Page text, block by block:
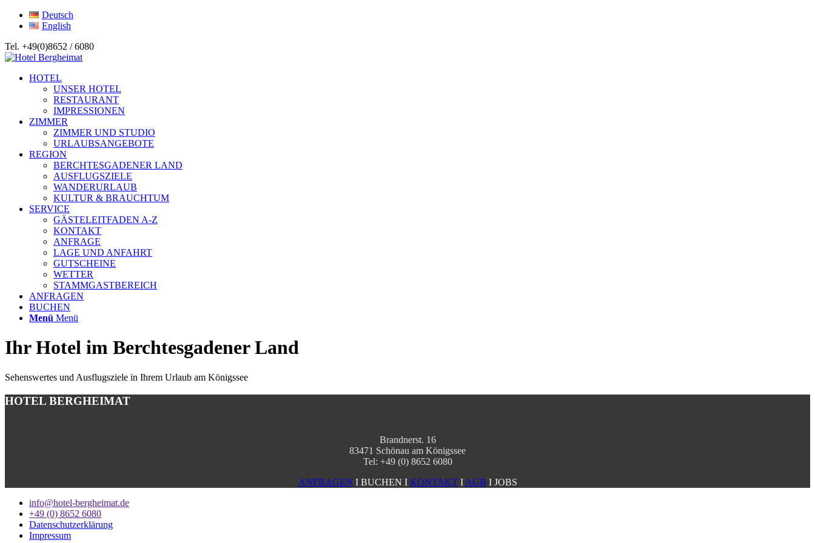
Deutsch
English
Tel. +49(0)8652 / 6080
HOTEL
UNSER HOTEL
RESTAURANT
IMPRESSIONEN
ZIMMER
ZIMMER UND STUDIO
URLAUBSANGEBOTE
REGION
BERCHTESGADENER LAND
AUSFLUGSZIELE
WANDERURLAUB
KULTUR & BRAUCHTUM
SERVICE
GÄSTELEITFADEN A-Z
KONTAKT
ANFRAGE
LAGE UND ANFAHRT
GUTSCHEINE
WETTER
STAMMGASTBEREICH
ANFRAGEN
BUCHEN
Menü Menü
Ihr Hotel im Berchtesgadener Land
Sehenswertes und Ausflugsziele in Ihrem Urlaub am Königssee
HOTEL BERGHEIMAT
Brandnerst. 16
83471 Schönau am Königssee
Tel: +49 (0) 8652 6080
ANFRAGEN I BUCHEN I KONTAKTI AGB I JOBS
info@hotel-bergheimat.de
+49 (0) 8652 6080
Datenschutzerklärung
Impressum